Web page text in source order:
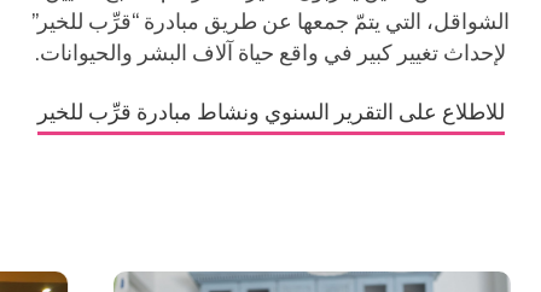
الشواقل، التي يتمّ جمعها عن طريق مبادرة “قرِّب للخير”
لإحداث تغيير كبير في واقع حياة آلاف البشر والحيوانات.
للاطلاع على التقرير السنوي ونشاط مبادرة قرِّب للخير